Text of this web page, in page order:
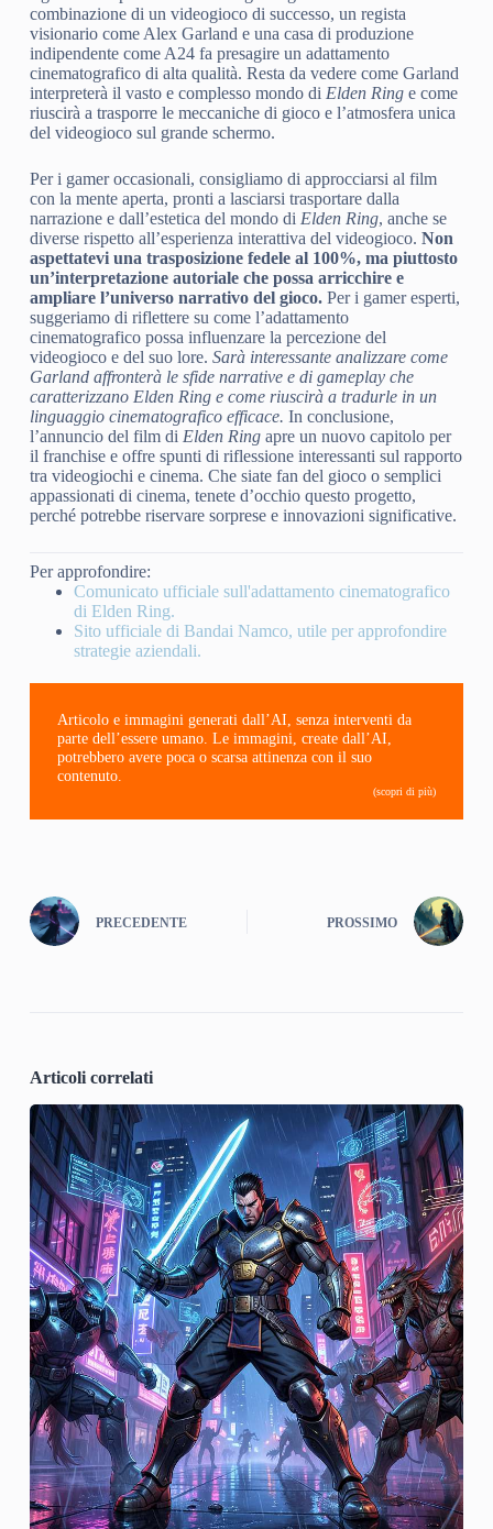
combinazione di un videogioco di successo, un regista
visionario come Alex Garland e una casa di produzione
indipendente come A24 fa presagire un adattamento
cinematografico di alta qualità. Resta da vedere come Garland
interpreterà il vasto e complesso mondo di Elden Ringe come
riuscirà a trasporre le meccaniche di gioco e l’atmosfera unica
del videogioco sul grande schermo.
Per i gamer occasionali, consigliamo di approcciarsi al film
con la mente aperta, pronti a lasciarsi trasportare dalla
narrazione e dall’estetica del mondo di Elden Ring, anche se
diverse rispetto all’esperienza interattiva del videogioco. Non
aspettatevi una trasposizione fedele al 100%, ma piuttosto
un’interpretazione autoriale che possa arricchire e
ampliare l’universo narrativo del gioco.Per i gamer esperti,
suggeriamo di riflettere su come l’adattamento
cinematografico possa influenzare la percezione del
videogioco e del suo lore. Sarà interessante analizzare come
Garland affronterà le sfide narrative e di gameplay che
caratterizzano Elden Ringe come riuscirà a tradurle in un
linguaggio cinematografico efficace. In conclusione,
l’annuncio del film di Elden Ringapre un nuovo capitolo per
il franchise e offre spunti di riflessione interessanti sul rapporto
tra videogiochi e cinema. Che siate fan del gioco o semplici
appassionati di cinema, tenete d’occhio questo progetto,
perché potrebbe riservare sorprese e innovazioni significative.
Per approfondire:
Comunicato ufficiale sull'adattamento cinematografico
di Elden Ring.
Sito ufficiale di Bandai Namco, utile per approfondire
strategie aziendali.
Articolo e immagini generati dall’AI, senza interventi da
parte dell’essere umano. Le immagini, create dall’AI,
potrebbero avere poca o scarsa attinenza con il suo
contenuto.
(scopri di più)
PRECEDENTE PROSSIMO
Articoli correlati